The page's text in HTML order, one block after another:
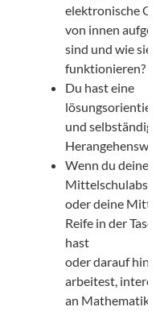
elektronische
von innen
sind und wie sie
funktionieren?
Du hast eine
und selbständige
Wenn du deinen
oder deine
Reife in der
hast
oder darauf hin
arbeitest,
an Mathematik